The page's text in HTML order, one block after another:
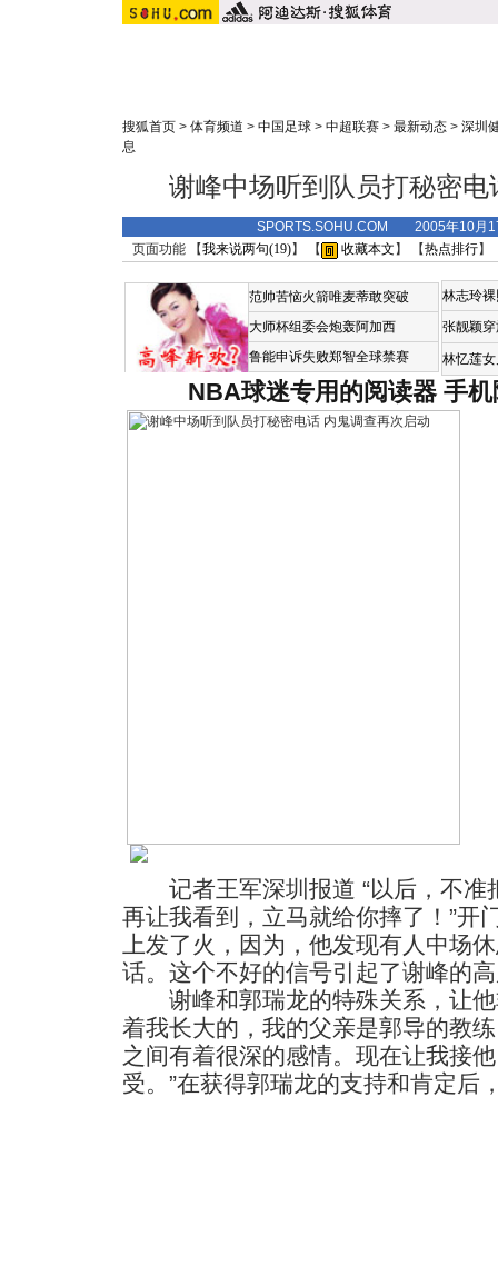
搜狐首页 > 体育频道 > 中国足球 > 中超联赛 > 最新动态 > 深圳
息
谢峰中场听到队员打秘密
SPORTS.SOHU.COM 2005年10月
页面功能 【我来说两句(19)】 【 收藏本文 】 【热点排行】
范帅苦恼火箭唯麦蒂敢突破
大师杯组委会炮轰阿加西
鲁能申诉失败郑智全球禁赛
林志玲
张靓颖
林忆莲
NBA球迷专用的阅读器 手
记者王军深圳报道 “以后，不准
再让我看到，立马就给你摔了！”开
上发了火，因为，他发现有人中场
话。这个不好的信号引起了谢峰的
谢峰和郭瑞龙的特殊关系，让他
着我长大的，我的父亲是郭导的教
之间有着很深的感情。现在让我接
受。”在获得郭瑞龙的支持和肯定后